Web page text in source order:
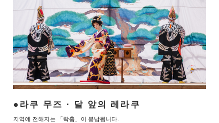
라쿠 무즈 · 달 앞의 레라쿠
지역에 전해지는 「락춤」이 봉납됩니다.